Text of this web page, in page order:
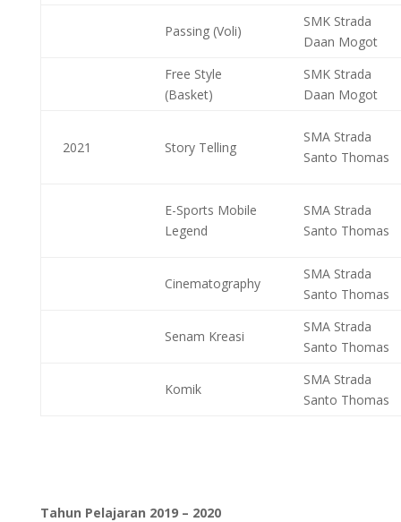
Passing (Voli)
SMK Strada
Daan Mogot
Free Style
(Basket)
SMK Strada
Daan Mogot
2021 Story Telling
SMA Strada
Santo Thomas
E-Sports Mobile
Legend
SMA Strada
Santo Thomas
Cinematography
SMA Strada
Santo Thomas
Senam Kreasi
SMA Strada
Santo Thomas
Komik
SMA Strada
Santo Thomas
Tahun Pelajaran 2019 – 2020